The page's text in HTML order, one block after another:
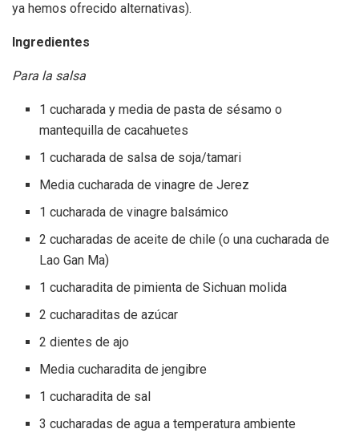
ya hemos ofrecido alternativas).
Ingredientes
Para la salsa
1 cucharada y media de pasta de sésamo o
mantequilla de cacahuetes
1 cucharada de salsa de soja/tamari
Media cucharada de vinagre de Jerez
1 cucharada de vinagre balsámico
2 cucharadas de aceite de chile (o una cucharada de
Lao Gan Ma)
1 cucharadita de pimienta de Sichuan molida
2 cucharaditas de azúcar
2 dientes de ajo
Media cucharadita de jengibre
1 cucharadita de sal
3 cucharadas de agua a temperatura ambiente